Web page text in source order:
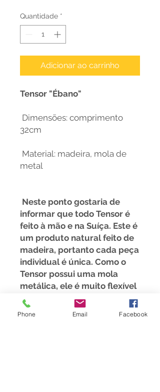
Quantidade *
Adicionar ao carrinho
Tensor "Ébano"
Dimensões: comprimento
32cm
Material: madeira, mola de
metal
Neste ponto gostaria de
informar que todo Tensor é
feito à mão e na Suíça. Este é
um produto natural feito de
madeira, portanto cada peça
individual é única. Como o
Tensor possui uma mola
metálica, ele é muito flexível
e por isso pode ser montado
para caber em qualquer
Phone Email Facebook